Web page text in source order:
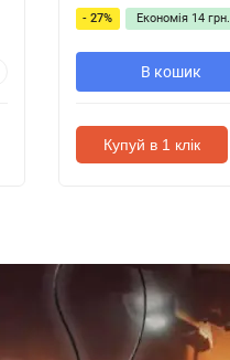
- 27% Економія 14 грн.
В кошик
Купуй в 1 клік